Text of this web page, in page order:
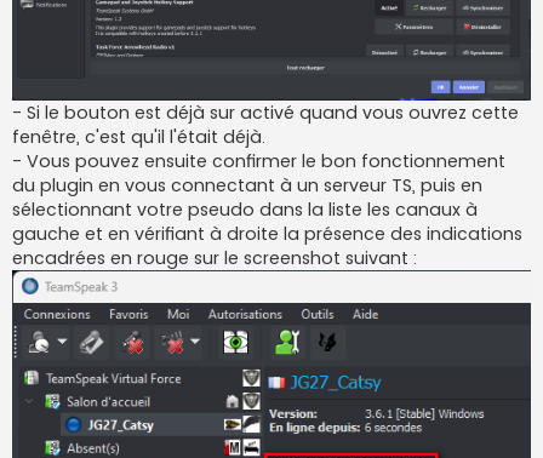
- Si le bouton est déjà sur activé quand vous ouvrez cette
fenêtre, c'est qu'il l'était déjà.
- Vous pouvez ensuite confirmer le bon fonctionnement
du plugin en vous connectant à un serveur TS, puis en
sélectionnant votre pseudo dans la liste les canaux à
gauche et en vérifiant à droite la présence des indications
encadrées en rouge sur le screenshot suivant :